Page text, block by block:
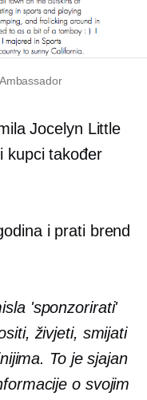
Jocelyn Little
kupci također
i prati brend
'sponzorirati'
živjeti, smijati
To je sjajan
o svojim